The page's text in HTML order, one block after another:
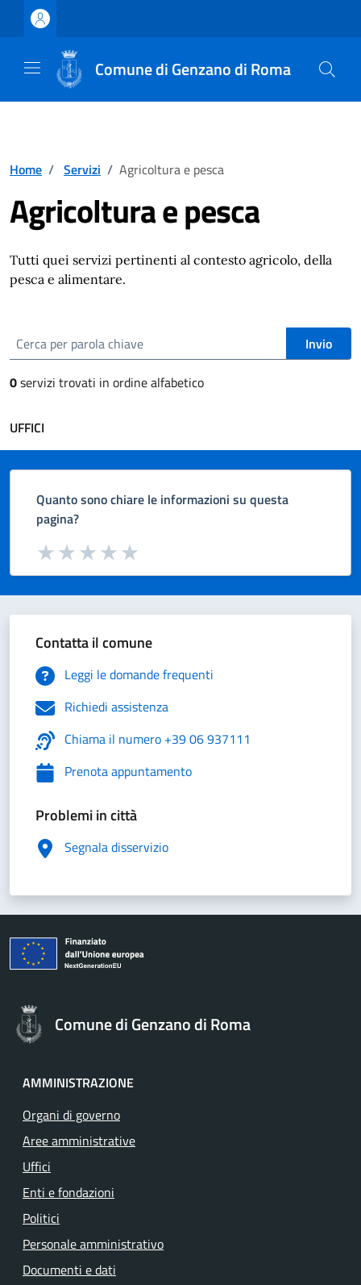
Vai ai contenuti
Vai al footer
Comune di Genzano di Roma
Home / Servizi / Agricoltura e pesca
Agricoltura e pesca
Tutti quei servizi pertinenti al contesto agricolo, della
pesca e alimentare.
cerca Invio
0servizi trovati in ordine alfabetico
UFFICI
Quanto sono chiare le informazioni su questa
pagina?
Valuta da 1 a 5 stelle la pagina
Valuta 5 stelle su 5
Valuta 4 stelle su 5
Valuta 3 stelle su 5
Valuta 2 stelle su 5
Valuta 1 stelle su 5
Contatta il comune
Leggi le domande frequenti
Richiedi assistenza
Chiama il numero +39 06 937111
Prenota appuntamento
Problemi in città
Segnala disservizio
Comune di Genzano di Roma
AMMINISTRAZIONE
Organi di governo
Aree amministrative
Uffici
Enti e fondazioni
Politici
Personale amministrativo
Documenti e dati